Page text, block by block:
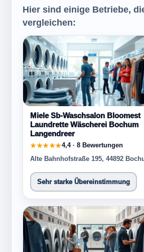
Hier sind einige Betriebe,
vergleichen:
Miele Sb-Waschsalon Bloomest
Laundrette Wäscherei Bochum
Langendreer
★★★★★4,4 · 8 Bewertungen
Alte Bahnhofstraße 195, 44892
Sehr starke Übereinstimmung